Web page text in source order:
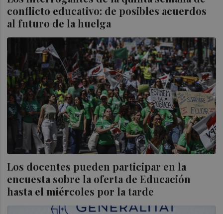
conflicto educativo: de posibles acuerdos
al futuro de la huelga
Los docentes pueden participar en la
encuesta sobre la oferta de Educación
hasta el miércoles por la tarde